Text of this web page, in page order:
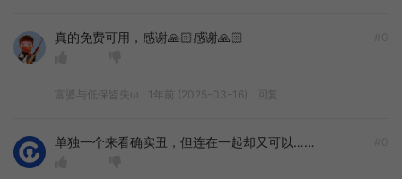
真的免费可用，感谢🙏🏻感谢🙏🏻
富婆与低保皆失ω 1年前 (2025-03-16) 回复
单独一个来看确实丑，但连在一起却又可以……